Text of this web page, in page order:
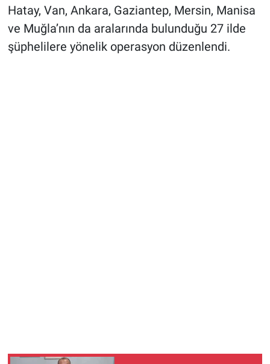
Hatay, Van, Ankara, Gaziantep, Mersin, Manisa
ve Muğla’nın da aralarında bulunduğu 27 ilde
şüphelilere yönelik operasyon düzenlendi.